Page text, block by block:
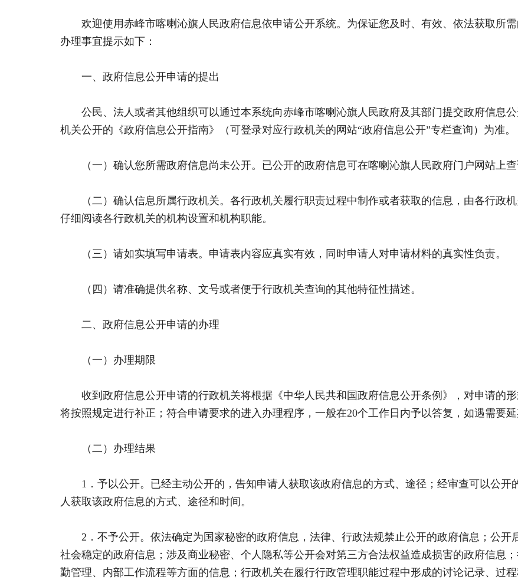
欢迎使用赤峰市喀喇沁旗人民政府信息依申请公开系统。为保证您及时、有效、依法获取所需
办理事宜提示如下：
一、政府信息公开申请的提出
公民、法人或者其他组织可以通过本系统向赤峰市喀喇沁旗人民政府及其部门提交政府信息
机关公开的《政府信息公开指南》（可登录对应行政机关的网站“政府信息公开”专栏查询）为准。
（一）确认您所需政府信息尚未公开。已公开的政府信息可在喀喇沁旗人民政府门户网站上查
（二）确认信息所属行政机关。各行政机关履行职责过程中制作或者获取的信息，由各行政
仔细阅读各行政机关的机构设置和机构职能。
（三）请如实填写申请表。申请表内容应真实有效，同时申请人对申请材料的真实性负责。
（四）请准确提供名称、文号或者便于行政机关查询的其他特征性描述。
二、政府信息公开申请的办理
（一）办理期限
收到政府信息公开申请的行政机关将根据《中华人民共和国政府信息公开条例》，对申请的
将按照规定进行补正；符合申请要求的进入办理程序，一般在20个工作日内予以答复，如遇需要延
（二）办理结果
1．予以公开。已经主动公开的，告知申请人获取该政府信息的方式、途径；经审查可以公开
人获取该政府信息的方式、途径和时间。
2．不予公开。依法确定为国家秘密的政府信息，法律、行政法规禁止公开的政府信息；公开
社会稳定的政府信息；涉及商业秘密、个人隐私等公开会对第三方合法权益造成损害的政府信息
勤管理、内部工作流程等方面的信息；行政机关在履行行政管理职能过程中形成的讨论记录、过